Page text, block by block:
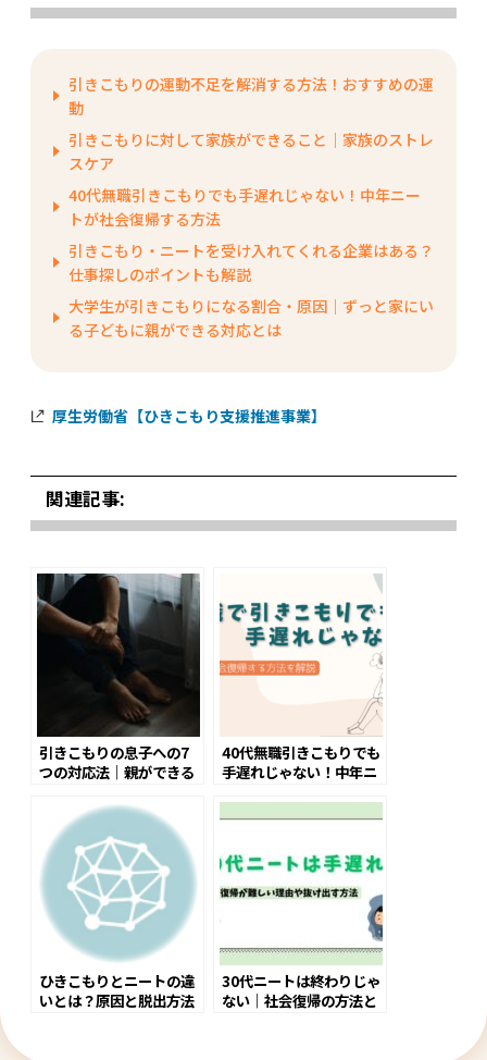
引きこもりの運動不足を解消する方法！おすすめの運
動
引きこもりに対して家族ができること｜家族のストレ
スケア
40代無職引きこもりでも手遅れじゃない！中年ニー
トが社会復帰する方法
引きこもり・ニートを受け入れてくれる企業はある？
仕事探しのポイントも解説
大学生が引きこもりになる割合・原因｜ずっと家にい
る子どもに親ができる対応とは
厚生労働省【ひきこもり支援推進事業】
関連記事:
引きこもりの息子への7
つの対応法｜親ができる
40代無職引きこもりでも
手遅れじゃない！中年ニ
ひきこもりとニートの違
いとは？原因と脱出方法
30代ニートは終わりじゃ
ない｜社会復帰の方法と